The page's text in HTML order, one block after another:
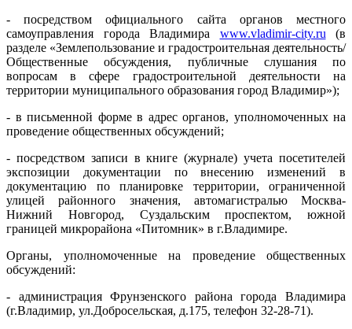
- посредством официального сайта органов местного
самоуправления города Владимира www.vladimir-city.ru (в
разделе «Землепользование и градостроительная деятельность/
Общественные обсуждения, публичные слушания по
вопросам в сфере градостроительной деятельности на
территории муниципального образования город Владимир»);
- в письменной форме в адрес органов, уполномоченных на
проведение общественных обсуждений;
- посредством записи в книге (журнале) учета посетителей
экспозиции документации по внесению изменений в
документацию по планировке территории, ограниченной
улицей районного значения, автомагистралью Москва-
Нижний Новгород, Суздальским проспектом, южной
границей микрорайона «Питомник» в г.Владимире.
Органы, уполномоченные на проведение общественных
обсуждений:
- администрация Фрунзенского района города Владимира
(г.Владимир, ул.Добросельская, д.175, телефон 32-28-71).